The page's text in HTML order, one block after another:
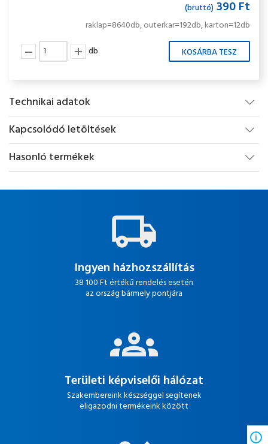
(bruttó) 390 Ft
raklap=8640db, outerkar=192db, karton=12db
db
Technikai adatok
Kapcsolódó letöltések
Hasonló termékek
Ingyen házhozszállítás
38 100 Ft értékű rendelés esetén
az ország bármely pontjára
Területi képviselői hálózat
Szakembereink készséggel segítenek
eligazodni termékeink között